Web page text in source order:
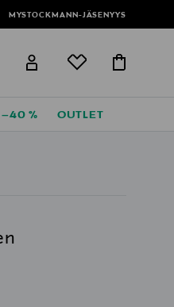
MYSTOCKMANN-JÄSENYYS
label.header.go
–40 % OUTLET